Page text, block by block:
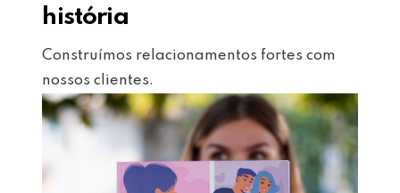
história
Construímos relacionamentos fortes com
nossos clientes.